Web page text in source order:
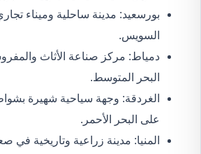
بورسعيد: مدينة ساحلية وميناء
السويس.
دمياط: مركز صناعة الأثاث
البحر المتوسط.
الغردقة: وجهة سياحية شهيرة
على البحر الأحمر.
المنيا: مدينة زراعية وتاريخية في